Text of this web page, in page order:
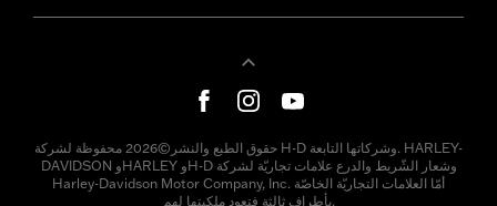
حقوق الطبع والنشر©2026 محفوظة لشركة H-D وشركاتها التابعة. HARLEY-
DAVIDSON وHARLEY وH-D وشعار الشّريط والدرع علامات تجاريّة لشركة
Harley-Davidson Motor Company, Inc. أمّا العلامات التجاريّة الخاصّة
بأطراف ثالثة فتعود ملكيتها لهم.